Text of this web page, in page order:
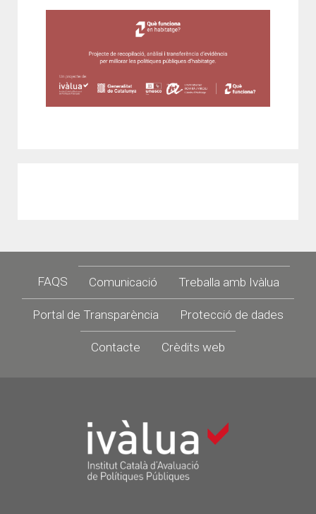
Footer
FAQS Comunicació Treballa amb Ivàlua
Portal de Transparència Protecció de dades
Contacte Crèdits web